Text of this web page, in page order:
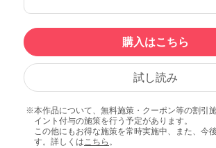
購入はこちら
試し読み
本作品について、無料施策・クーポン等の割引
イント付与の施策を行う予定があります。
この他にもお得な施策を常時実施中、また、今
す。詳しくはこちら 。